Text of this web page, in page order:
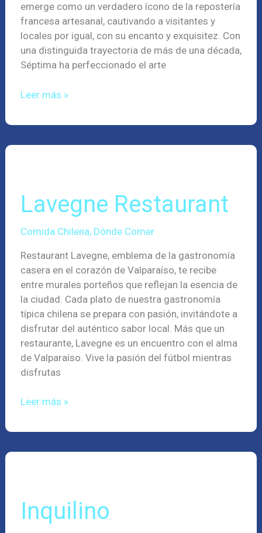
emerge como un verdadero ícono de la repostería
francesa artesanal, cautivando a visitantes y
locales por igual, con su encanto y exquisitez. Con
una distinguida trayectoria de más de una década,
Séptima ha perfeccionado el arte
Leer más »
Lavegne Restaurant
Comida Chilena, Dónde Comer
Restaurant Lavegne, emblema de la gastronomía
casera en el corazón de Valparaíso, te recibe
entre murales porteños que reflejan la esencia de
la ciudad. Cada plato de nuestra gastronomía
típica chilena se prepara con pasión, invitándote a
disfrutar del auténtico sabor local. Más que un
restaurante, Lavegne es un encuentro con el alma
de Valparaíso. Vive la pasión del fútbol mientras
disfrutas
Leer más »
Inquilino